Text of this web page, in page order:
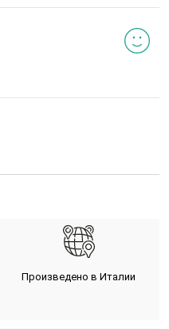
Произведено в Италии